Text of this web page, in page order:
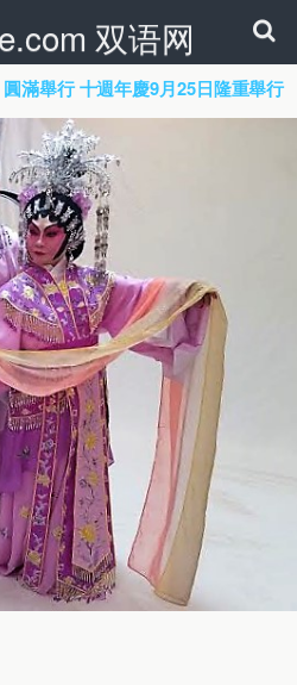
双语网
滿舉行 十週年慶9月25日隆重舉行